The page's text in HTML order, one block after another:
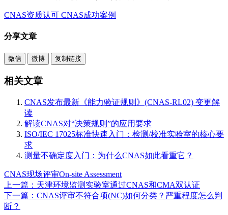
CNAS资质认可 CNAS成功案例
分享文章
微信 微博 复制链接
相关文章
CNAS发布最新《能力验证规则》(CNAS-RL02) 变更解
读
解读CNAS对“决策规则”的应用要求
ISO/IEC 17025标准快速入门：检测/校准实验室的核心要
求
测量不确定度入门：为什么CNAS如此看重它？
CNAS现场评审On-site Assessment
上一篇：天津环境监测实验室通过CNAS和CMA双认证
下一篇：CNAS评审不符合项(NC)如何分类？严重程度怎么判
断？